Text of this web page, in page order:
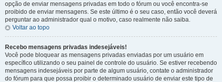
opção de enviar mensagens privadas em todo o fórum ou você encontra-se
proibido de enviar mensagens. Se este último é o seu caso, então você deverá
perguntar ao administrador qual o motivo, caso realmente não saiba.
Voltar ao topo
Recebo mensagens privadas indesejáveis!
Você pode bloquear as mensagens privadas enviadas por um usuário em
específico utilizando o seu painel de controle do usuário. Se estiver recebendo
mensagens indesejáveis por parte de algum usuário, contate o administrador
do fórum para que possa proibir o determinado usuário de enviar este tipo de